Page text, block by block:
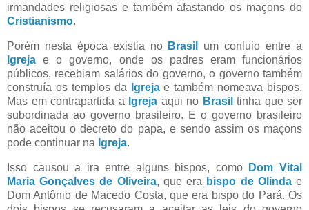
irmandades religiosas e também afastando os maçons do
Cristianismo.
Porém nesta época existia no Brasil
um conluio entre a
Igreja e o governo, onde os padres eram funcionários
públicos, recebiam salários do governo, o governo também
construía os templos da
Igrejae também nomeava bispos.
Mas em contrapartida a Igreja aqui no Brasil tinha que ser
subordinada ao governo brasileiro. E o governo brasileiro
não aceitou o decreto do papa, e sendo assim os maçons
pode continuar na Igreja.
Isso causou a ira entre alguns bispos, como
Dom Vital
Maria Gonçalves de Oliveira, que era bispo de Olindae
Dom Antônio de Macedo Costa, que era bispo do Pará. Os